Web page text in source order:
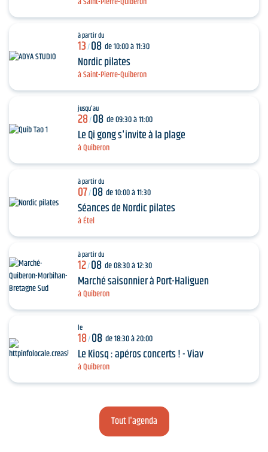
à partir du
13/08 de 10:00 à 11:30
Nordic pilates
à Saint-Pierre-Quiberon
jusqu'au
28/08 de 09:30 à 11:00
Le Qi gong s'invite à la plage
à Quiberon
à partir du
07/08 de 10:00 à 11:30
Séances de Nordic pilates
à Étel
à partir du
12/08 de 08:30 à 12:30
Marché saisonnier à Port-Haliguen
à Quiberon
le
18/08 de 18:30 à 20:00
Le Kiosq : apéros concerts ! - Viav
à Quiberon
Tout l'agenda